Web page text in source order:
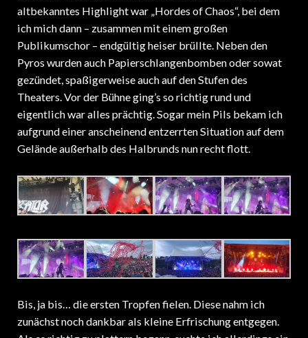
altbekanntes Highlight war „Hordes of Chaos“, bei dem
ich mich dann – zusammen mit einem großen
Publikumschor – endgültig heiser brüllte. Neben den
Pyros wurden auch Papierschlangenbomben oder sowat
gezündet, spaßigerweise auch auf den Stufen des
Theaters. Vor der Bühne ging’s so richtig rund und
eigentlich war alles prächtig. Sogar mein Pils bekam ich
aufgrund einer anscheinend entzerrten Situation auf dem
Gelände außerhalb des Halbrunds nun recht flott.
Bis, ja bis… die ersten Tropfen fielen. Diese nahm ich
zunächst noch dankbar als kleine Erfrischung entgegen.
Als es richtig zu plattern begann, suchte ich allerdings ein